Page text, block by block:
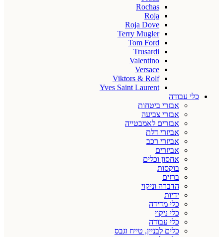
Rochas
Roja
Roja Dove
Terry Mugler
Tom Ford
Trusardi
Valentino
Versace
Viktors & Rolf
Yves Saint Laurent
כלי עבודה
אבזרי ביטחות
אבזרי צביעה
אבזרים לאמבטייה
אביזרי דלת
אביזרי רכב
אביזרים
אחסון וכלים
בוקסות
ברזים
הדברה וניקוי
ידיות
כלי מדידה
כלי ניקוי
כלי עבודה
כלים לבניין, טייח וגבס